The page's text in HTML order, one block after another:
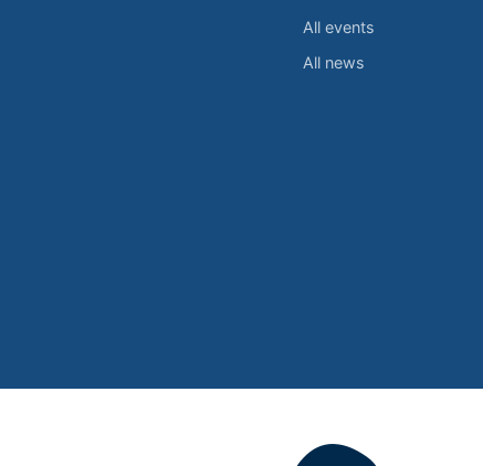
All events
All news